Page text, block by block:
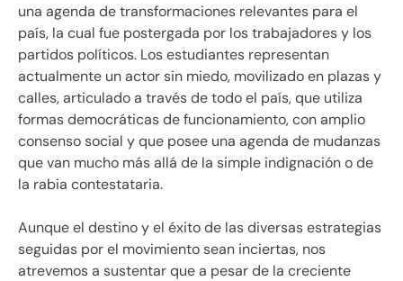
una agenda de transformaciones relevantes para el
país, la cual fue postergada por los trabajadores y los
partidos políticos. Los estudiantes representan
actualmente un actor sin miedo, movilizado en plazas y
calles, articulado a través de todo el país, que utiliza
formas democráticas de funcionamiento, con amplio
consenso social y que posee una agenda de mudanzas
que van mucho más allá de la simple indignación o de
la rabia contestataria.
Aunque el destino y el éxito de las diversas estrategias
seguidas por el movimiento sean inciertas, nos
atrevemos a sustentar que a pesar de la creciente